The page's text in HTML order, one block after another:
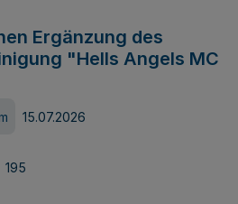
Ergänzung des
"Hells Angels MC
15.07.2026
195